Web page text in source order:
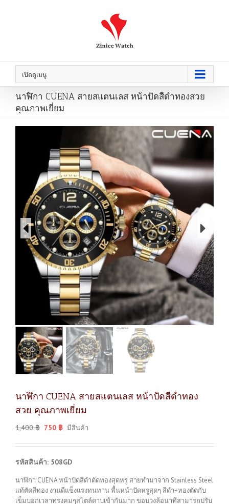
เปิดดูเมนู
นาฬิกา CUENA สายสแตนเลส หน้าปัดสีดำทองสวย
คุณภาพเยี่ยม
นาฬิกา CUENA สายสแตนเลส หน้าปัดสีดำทอง
สวย คุณภาพเยี่ยม
1,400฿ 750 ฿ มีสินค้า
รหัสสินค้า: 508GD
นาฬิกา CUENA หน้าปัดสีดำตัดทองสุดหรู สายทำมาจาก Stainless Steel
แท้ตัดสีทอง งานดีแข็งแรงทนทาน พื้นหน้าปัดหรูสุดๆ สีดำ+ทองตัดกับ
เข็มบอกเวลาทรงคมๆสไตล์ดาบเข้ากันมาก ขอบวงล้อนาทีสามารถปรับ